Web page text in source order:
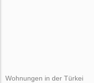
Wohnungen in der Türkei